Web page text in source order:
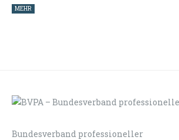
MEHR
Bundesverband professioneller